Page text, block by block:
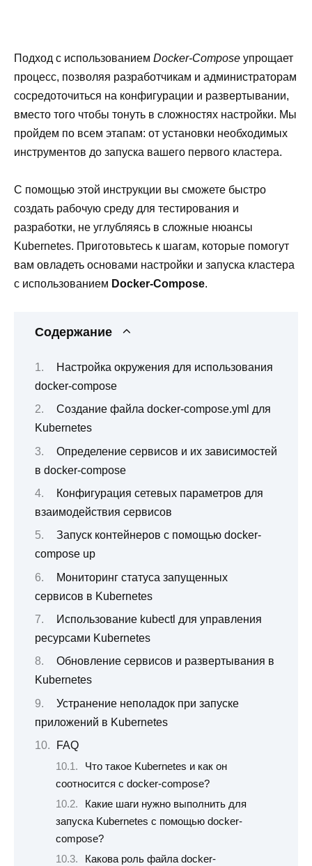
Подход с использованием Docker-Compose упрощает
процесс, позволяя разработчикам и администраторам
сосредоточиться на конфигурации и развертывании,
вместо того чтобы тонуть в сложностях настройки. Мы
пройдем по всем этапам: от установки необходимых
инструментов до запуска вашего первого кластера.
С помощью этой инструкции вы сможете быстро
создать рабочую среду для тестирования и
разработки, не углубляясь в сложные нюансы
Kubernetes. Приготовьтесь к шагам, которые помогут
вам овладеть основами настройки и запуска кластера
с использованием Docker-Compose.
Содержание
Настройка окружения для использования
docker-compose
Создание файла docker-compose.yml для
Kubernetes
Определение сервисов и их зависимостей
в docker-compose
Конфигурация сетевых параметров для
взаимодействия сервисов
Запуск контейнеров с помощью docker-
compose up
Мониторинг статуса запущенных
сервисов в Kubernetes
Использование kubectl для управления
ресурсами Kubernetes
Обновление сервисов и развертывания в
Kubernetes
Устранение неполадок при запуске
приложений в Kubernetes
FAQ
Что такое Kubernetes и как он
соотносится с docker-compose?
Какие шаги нужно выполнить для
запуска Kubernetes с помощью docker-
compose?
Какова роль файла docker-